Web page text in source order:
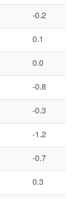
-0.2
0.1
0.0
-0.8
-0.3
-1.2
-0.7
0.3